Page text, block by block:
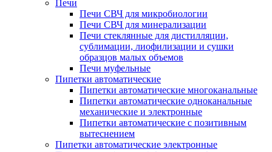
Печи
Печи СВЧ для микробиологии
Печи СВЧ для минерализации
Печи стеклянные для дистилляции,
сублимации, лиофилизации и сушки
образцов малых объемов
Печи муфельные
Пипетки автоматические
Пипетки автоматические многоканальные
Пипетки автоматические одноканальные
механические и электронные
Пипетки автоматические с позитивным
вытеснением
Пипетки автоматические электронные